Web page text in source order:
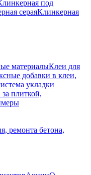
под
сераяКлинкерная
материалыКлеи для
добавки в клеи,
укладки
плиткой,
ремонта бетона,